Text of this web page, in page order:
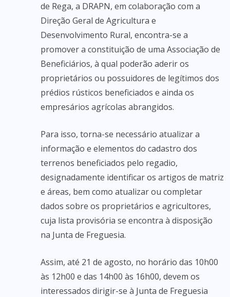
de Rega, a DRAPN, em colaboração com a
Direção Geral de Agricultura e
Desenvolvimento Rural, encontra-se a
promover a constituição de uma Associação de
Beneficiários, à qual poderão aderir os
proprietários ou possuidores de legítimos dos
prédios rústicos beneficiados e ainda os
empresários agrícolas abrangidos.
Para isso, torna-se necessário atualizar a
informação e elementos do cadastro dos
terrenos beneficiados pelo regadio,
designadamente identificar os artigos de matriz
e áreas, bem como atualizar ou completar
dados sobre os proprietários e agricultores,
cuja lista provisória se encontra à disposição
na Junta de Freguesia.
Assim, até 21 de agosto, no horário das 10h00
às 12h00 e das 14h00 às 16h00, devem os
interessados dirigir-se à Junta de Freguesia